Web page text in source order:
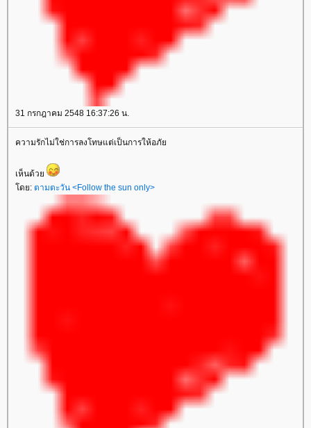
31 กรกฎาคม 2548 16:37:26 น.
ความรักไม่ใช่การลงโทษแต่เป็นการให้อภั
เห็นด้ว
ดย: ตามตะวัน <Follow the sun only>